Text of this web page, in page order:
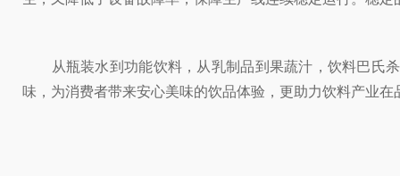
从瓶装水到功能饮料，从乳制品到果蔬汁，饮料巴氏杀
味，为消费者带来安心美味的饮品体验，更助力饮料产业